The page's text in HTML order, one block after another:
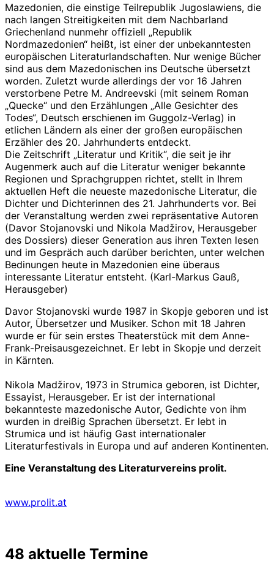
Mazedonien, die einstige Teilrepublik Jugoslawiens, die
nach langen Streitigkeiten mit dem Nachbarland
Griechenland nunmehr offiziell „Republik
Nordmazedonien“ heißt, ist einer der unbekanntesten
europäischen Literaturlandschaften. Nur wenige Bücher
sind aus dem Mazedonischen ins Deutsche übersetzt
worden. Zuletzt wurde allerdings der vor 16 Jahren
verstorbene Petre M. Andreevski (mit seinem Roman
„Quecke“ und den Erzählungen „Alle Gesichter des
Todes“, Deutsch erschienen im Guggolz-Verlag) in
etlichen Ländern als einer der großen europäischen
Erzähler des 20. Jahrhunderts entdeckt.
Die Zeitschrift „Literatur und Kritik“, die seit je ihr
Augenmerk auch auf die Literatur weniger bekannte
Regionen und Sprachgruppen richtet, stellt in Ihrem
aktuellen Heft die neueste mazedonische Literatur, die
Dichter und Dichterinnen des 21. Jahrhunderts vor. Bei
der Veranstaltung werden zwei repräsentative Autoren
(Davor Stojanovski und Nikola Madžirov, Herausgeber
des Dossiers) dieser Generation aus ihren Texten lesen
und im Gespräch auch darüber berichten, unter welchen
Bedinungen heute in Mazedonien eine überaus
interessante Literatur entsteht. (Karl-Markus Gauß,
Herausgeber)
Davor Stojanovski wurde 1987 in Skopje geboren und ist
Autor, Übersetzer und Musiker. Schon mit 18 Jahren
wurde er für sein erstes Theaterstück mit dem Anne-
Frank-Preisausgezeichnet. Er lebt in Skopje und derzeit
in Kärnten.
Nikola Madžirov, 1973 in Strumica geboren, ist Dichter,
Essayist, Herausgeber. Er ist der international
bekannteste mazedonische Autor, Gedichte von ihm
wurden in dreißig Sprachen übersetzt. Er lebt in
Strumica und ist häufig Gast internationaler
Literaturfestivals in Europa und auf anderen Kontinenten.
Eine Veranstaltung des Literaturvereins prolit.
www.prolit.at
48 aktuelle Termine